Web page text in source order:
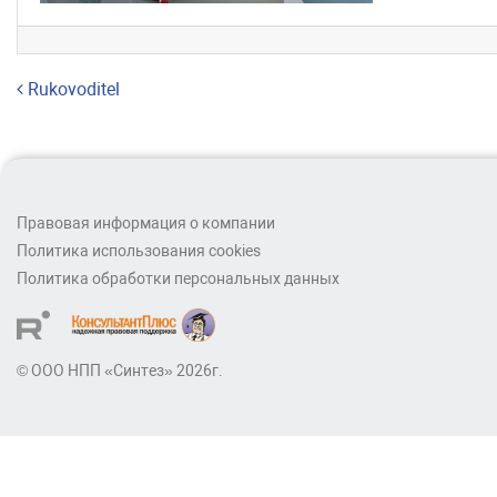
Навигация по записям
Rukovoditel
Правовая информация о компании
Политика использования cookies
Политика обработки персональных данных
© ООО НПП «Синтез» 2026г.